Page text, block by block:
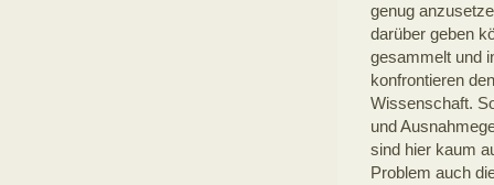
genug
darüber geben
gesammelt und
konfrontieren
Wissenschaft.
und
sind hier kaum
Problem auch